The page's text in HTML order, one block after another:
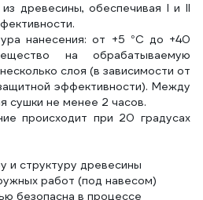
древесины, обеспечивая I и II
нанесения: от +5 °С до +40
на обрабатываемую
слоя (в зависимости от
эффективности). Между
сушки не менее 2 часов.
происходит при 20 градусах
и структуру древесины
работ (под навесом)
безопасна в процессе